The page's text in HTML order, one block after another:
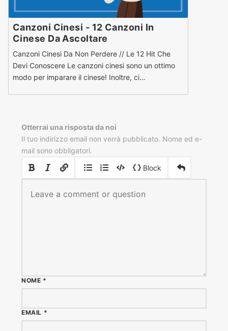
Canzoni Cinesi - 12 Canzoni In
Cinese Da Ascoltare
Canzoni Cinesi Da Non Perdere // Le 12 Hit Che
Devi Conoscere Le canzoni cinesi sono un ottimo
modo per imparare il cinese! Inoltre, ci…
Otterrai una risposta da noi
Il tuo indirizzo email non verrà pubblicato. Nome ed e-
mail sono obbligatori.
Block
NOME *
EMAIL *